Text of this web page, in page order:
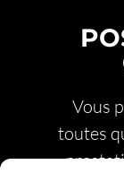
Vous
toutes